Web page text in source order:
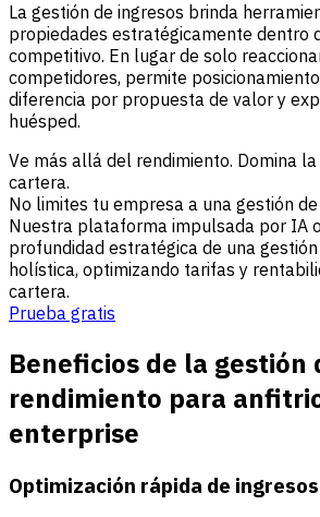
La gestión de ingresos brinda
propiedades estratégicamente dentro
competitivo. En lugar de solo
competidores, permite
diferencia por propuesta de valor y
huésped.
Ve más allá del rendimiento. Domina
cartera.
No limites tu empresa a una gestión
Nuestra plataforma impulsada por IA
profundidad estratégica de una
holística, optimizando tarifas y
cartera.
Prueba gratis
Beneficios de la gestión
rendimiento para
enterprise
Optimización rápida de ingresos